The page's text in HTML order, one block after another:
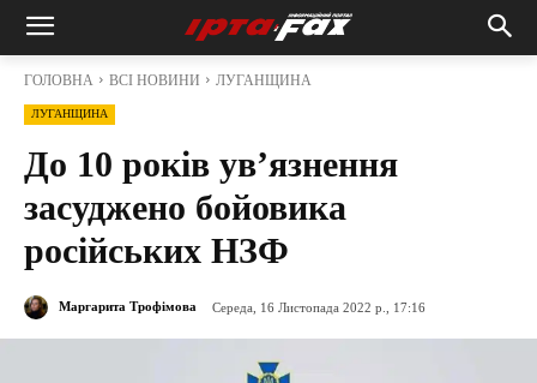
ГОЛОВНА ВСІ НОВИНИ ЛУГАНЩИНА
ЛУГАНЩИНА
До 10 років ув’язнення
засуджено бойовика
російських НЗФ
Маргарита Трофімова Середа, 16 Листопада 2022 р., 17:16